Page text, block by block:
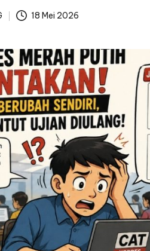
18 Mei 2026